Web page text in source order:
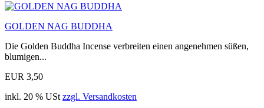
GOLDEN NAG BUDDHA
Die Golden Buddha Incense verbreiten einen angenehmen süßen,
blumigen...
EUR 3,50
inkl. 20 % USt zzgl. Versandkosten